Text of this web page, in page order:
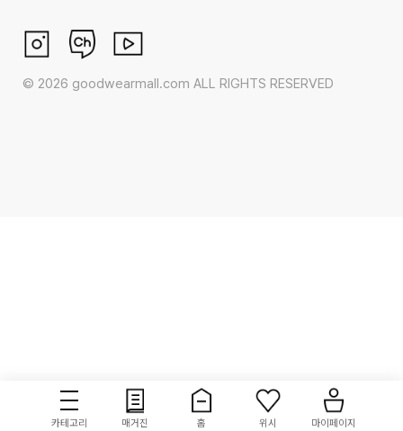
카테고리 매거진 홈 위시 마이페이지
© 2026 goodwearmall.com ALL RIGHTS RESERVED